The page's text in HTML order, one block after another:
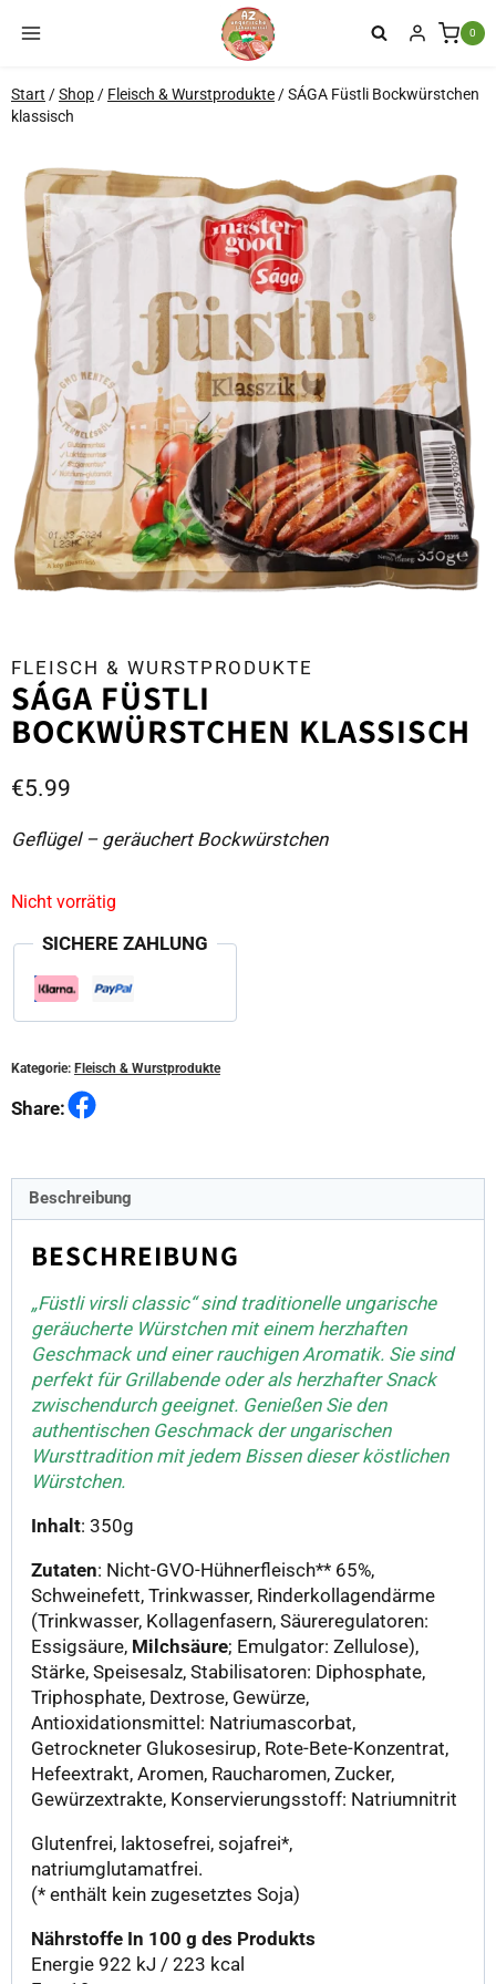
Inhalt
0
Start /Shop/ Fleisch & Wurstprodukte/SÁGA Füstli Bockwürstchen
klassisch
FLEISCH & WURSTPRODUKTE
SÁGA FÜSTLI
BOCKWÜRSTCHEN KLASSISCH
€5.99
Geflügel – geräuchert Bockwürstchen
Nicht vorrätig
SICHERE ZAHLUNG
Kategorie: Fleisch & Wurstprodukte
Share:
Beschreibung
BESCHREIBUNG
„Füstli virsli classic“ sind traditionelle ungarische
geräucherte Würstchen mit einem herzhaften
Geschmack und einer rauchigen Aromatik. Sie sind
perfekt für Grillabende oder als herzhafter Snack
zwischendurch geeignet. Genießen Sie den
authentischen Geschmack der ungarischen
Wursttradition mit jedem Bissen dieser köstlichen
Würstchen.
Inhalt: 350g
Zutaten: Nicht-GVO-Hühnerfleisch** 65%,
Schweinefett, Trinkwasser, Rinderkollagendärme
(Trinkwasser, Kollagenfasern, Säureregulatoren:
Essigsäure, Milchsäure; Emulgator: Zellulose),
Stärke, Speisesalz, Stabilisatoren: Diphosphate,
Triphosphate, Dextrose, Gewürze,
Antioxidationsmittel: Natriumascorbat,
Getrockneter Glukosesirup, Rote-Bete-Konzentrat,
Hefeextrakt, Aromen, Raucharomen, Zucker,
Gewürzextrakte, Konservierungsstoff: Natriumnitrit
Glutenfrei, laktosefrei, sojafrei*,
natriumglutamatfrei.
(* enthält kein zugesetztes Soja)
Nährstoffe In 100 g des Produkts
Energie 922 kJ / 223 kcal